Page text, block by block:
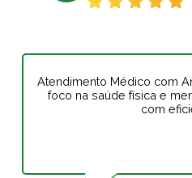
Atendimento Médico com
foco na saúde física e
com